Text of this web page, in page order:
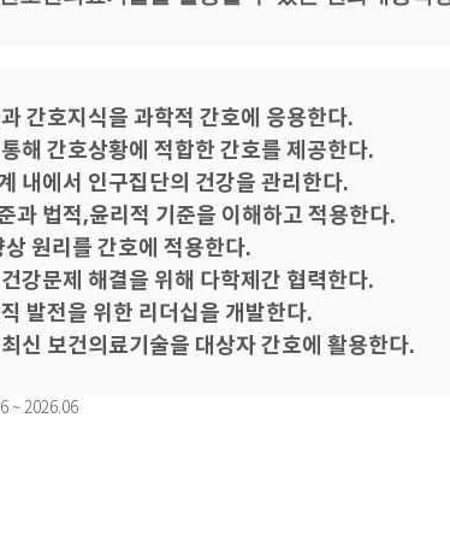
간호지식을 과학적 간호에 응용한다.
해 간호상황에 적합한 간호를 제공한다.
내에서 인구집단의 건강을 관리한다.
과 법적,윤리적 기준을 이해하고 적용한다.
원리를 간호에 적용한다.
강문제 해결을 위해 다학제간 협력한다.
발전을 위한 리더십을 개발한다.
신 보건의료기술을 대상자 간호에 활용한다.
~ 2026.06